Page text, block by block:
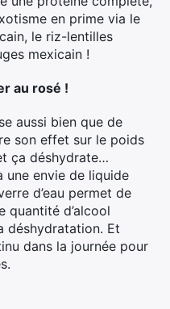
en prime via le
le riz-lentilles
mexicain !
au rosé !
aussi bien que de
son effet sur le poids
ça déshydrate…
une envie de liquide
d’eau permet de
quantité d’alcool
déshydratation. Et
dans la journée pour